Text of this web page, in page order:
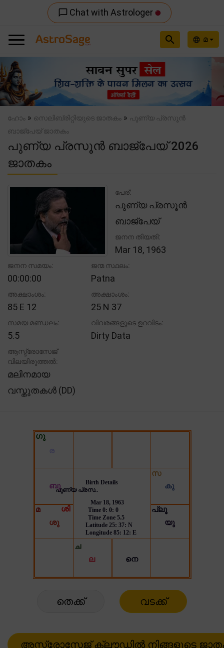
chat_bubble_outline Chat with Astrologer
language മ
search
Previous
ഹോം » സെലിബ്രിറ്റിയുടെ ജാതകം » പുണ്യ പ്രസൂൻ
ബാജ്പേയ് ജാതകം
പുണ്യ പ്രസൂൻ ബാജ്പേയ് 2026
ജാതകം
പേര്:
പുണ്യ പ്രസൂൻ
ബാജ്പേയ്
ജനന തിയതി:
Mar 18, 1963
ജനന സമയം:
00:00:00
ജന്മ സ്ഥലം:
Patna
അക്ഷാംശം:
85 E 12
അക്ഷാംശം:
25 N 37
സമയ മണ്ഡലം:
5.5
വിവരങ്ങളുടെ ഉറവിടം:
Dirty Data
ആസ്ട്രോസേജ്
വിലയിരുത്തൽ:
മലിനമായ
വസ്തുതകൾ (DD)
തെക്ക് വടക്ക്